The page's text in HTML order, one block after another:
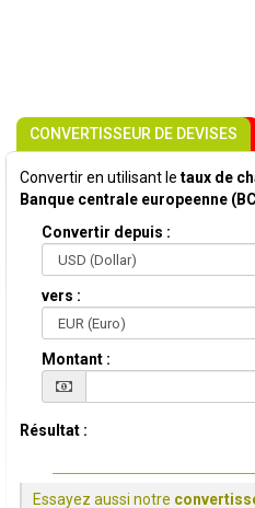
CONVERTISSEUR DE DEVISES
Convertir en utilisant le taux de
Banque centrale europeenne
Convertir depuis :
vers :
Montant :
Résultat :
Essayez aussi notre